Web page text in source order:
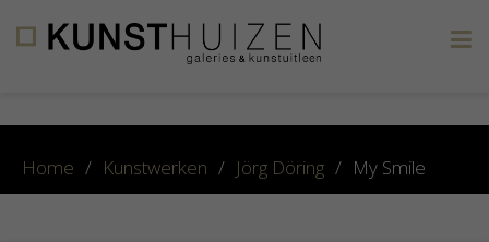
Home / Kunstwerken / Jörg Döring / My Smile